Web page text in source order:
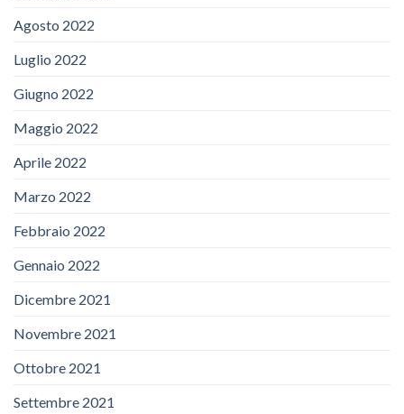
Agosto 2022
Luglio 2022
Giugno 2022
Maggio 2022
Aprile 2022
Marzo 2022
Febbraio 2022
Gennaio 2022
Dicembre 2021
Novembre 2021
Ottobre 2021
Settembre 2021